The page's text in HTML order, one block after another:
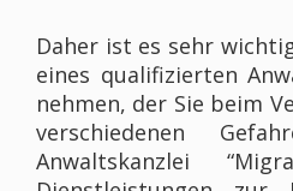
Daher ist es sehr
eines qualifizierten
nehmen, der Sie beim
verschiedenen
Anwaltskanzlei